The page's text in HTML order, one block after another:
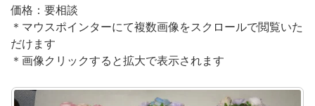
価格：要相談
＊マウスポインターにて複数画像をスクロールで閲覧いた
だけます
＊画像クリックすると拡大で表示されます